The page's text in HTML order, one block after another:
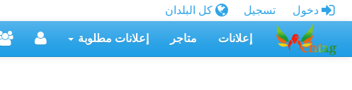
دخول تسجيل كل البلدان
إعلانات متاجر إعلانات مطلوبة